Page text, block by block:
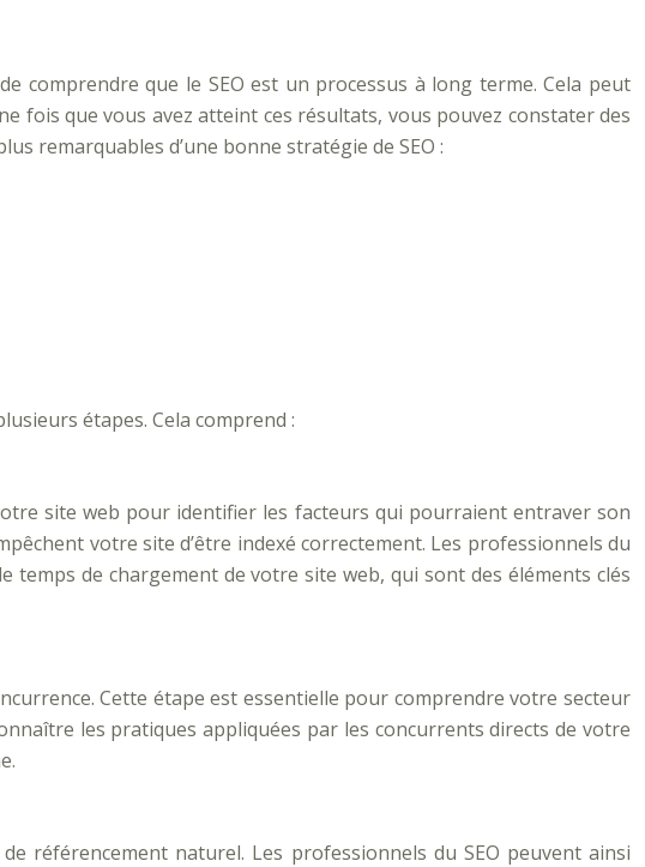
comprendre que le SEO est un processus à long terme. Cela peut
fois que vous avez atteint ces résultats, vous pouvez constater des
remarquables d’une bonne stratégie de SEO :
étapes. Cela comprend :
site web pour identifier les facteurs qui pourraient entraver son
votre site d’être indexé correctement. Les professionnels du
de chargement de votre site web, qui sont des éléments clés
Cette étape est essentielle pour comprendre votre secteur
les pratiques appliquées par les concurrents directs de votre
référencement naturel. Les professionnels du SEO peuvent ainsi